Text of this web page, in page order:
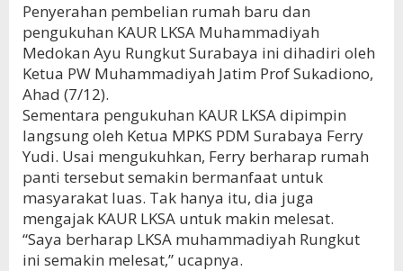
Penyerahan pembelian rumah baru dan
pengukuhan KAUR LKSA Muhammadiyah
Medokan Ayu Rungkut Surabaya ini dihadiri oleh
Ketua PW Muhammadiyah Jatim Prof Sukadiono,
Ahad (7/12).
Sementara pengukuhan KAUR LKSA dipimpin
langsung oleh Ketua MPKS PDM Surabaya Ferry
Yudi. Usai mengukuhkan, Ferry berharap rumah
panti tersebut semakin bermanfaat untuk
masyarakat luas. Tak hanya itu, dia juga
mengajak KAUR LKSA untuk makin melesat.
“Saya berharap LKSA muhammadiyah Rungkut
ini semakin melesat,” ucapnya.